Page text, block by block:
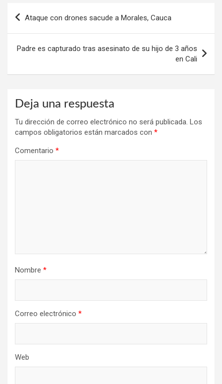
Ataque con drones sacude a Morales, Cauca
Padre es capturado tras asesinato de su hijo de 3 años
en Cali
Deja una respuesta
Tu dirección de correo electrónico no será publicada. Los
campos obligatorios están marcados con *
Comentario *
Nombre *
Correo electrónico *
Web